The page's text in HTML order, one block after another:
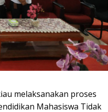
melaksanakan proses
Mahasiswa Tidak